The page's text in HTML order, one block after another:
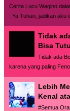
Cerita Lucu Wagino
: Ya Tuhan, jadikan aku
Tidak
Bisa
Tidak ada
karena yang paling
Lebih
Kenal
#Semua